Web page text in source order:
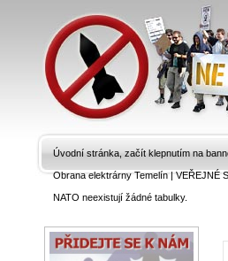
Úvodní stránka, začít klepnutím na
Obrana elektrárny Temelín|VEŘEJNÉ
NATO neexistují žádné tabulky.